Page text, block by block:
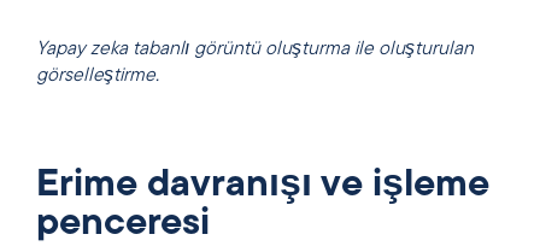
Yapay zeka tabanlı görüntü oluşturma ile oluşturulan
görselleştirme.
Erime davranışı ve işleme
penceresi